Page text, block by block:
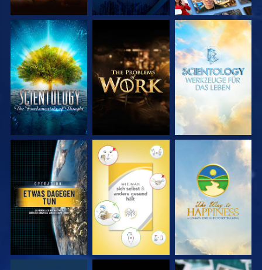
SERIE
ENTDECKEN
SERIE
ENTDECKEN
SERIE
ENTDECKEN
ANSEHEN ANSEHEN ANSEHEN